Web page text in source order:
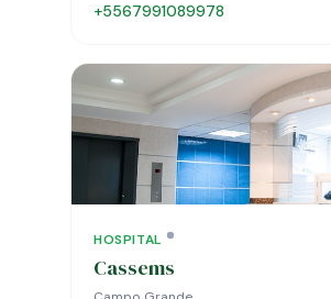
+5567991089978
HOSPITAL
Cassems